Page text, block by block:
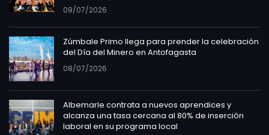
09/07/2026
Zúmbale Primo llega para prender la celebración
del Día del Minero en Antofagasta
08/07/2026
Albemarle contrata a nuevos aprendices y
alcanza una tasa cercana al 80% de inserción
laboral en su programa local